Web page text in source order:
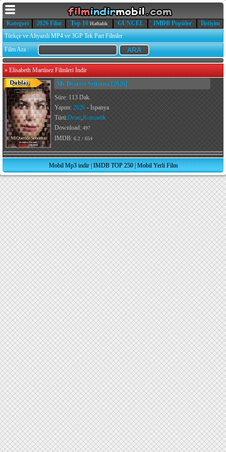
Kategori 2026 Film Top 10 Haftalık GÜNCEL IMDB Popüler
İletişim
Türkçe ve Altyazılı MP4 ve 3GP Tek Part Filmler
Film Ara :
» Elisabeth Martínez Filmleri İndir
My Dearest Señorita [2026]
Süre: 113 Dak.
Yapım: 2026 - İspanya
Türü:Dram,Romantik
Download: 497
IMDB: 6.2 / 654
Mobil Mp3 indir| IMDB TOP 250| Mobil Yerli Film